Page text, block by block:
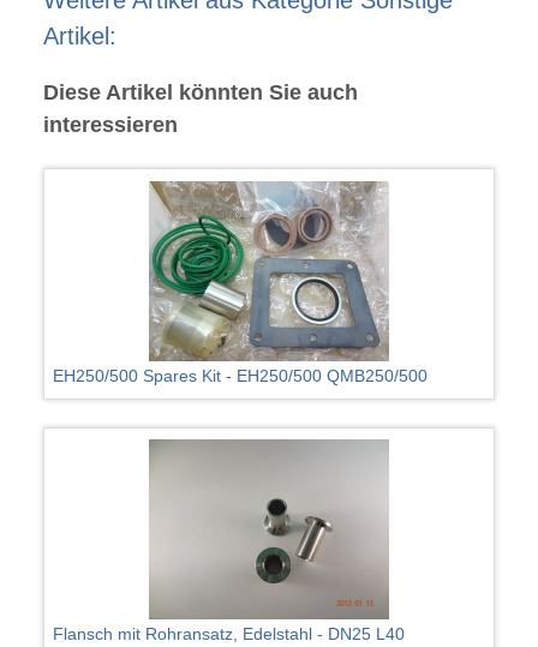
Artikel:
Diese Artikel könnten Sie auch
interessieren
EH250/500 Spares Kit - EH250/500 QMB250/500
Flansch mit Rohransatz, Edelstahl - DN25 L40